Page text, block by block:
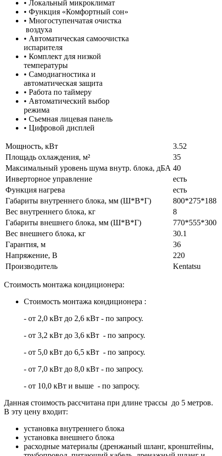
• Локальный микроклимат
• Функция «Комфортный сон»
• Многоступенчатая очистка
воздуха
• Автоматическая самоочистка
испарителя
• Комплект для низкой
температуры
• Самодиагностика и
автоматическая защита
• Работа по таймеру
• Автоматический выбор
режима
• Съемная лицевая панель
• Цифровой дисплей
Мощность, кВт
3.52
Площадь охлаждения, м²
35
Максимальный уровень шума внутр. блока, дБА 40
Инверторное управление
есть
Функция нагрева
есть
Габариты внутреннего блока, мм (Ш*В*Г)
800*275*188
Вес внутреннего блока, кг
8
Габариты внешнего блока, мм (Ш*В*Г)
770*555*300
Вес внешнего блока, кг
30.1
Гарантия, м
36
Напряжение, В
220
Производитель
Kentatsu
Стоимость монтажа кондиционера:
Стоимость монтажа кондиционера :
- от 2,0 кВт до 2,6 кВт - по запросу.
- от 3,2 кВт до 3,6 кВт - по запросу.
- от 5,0 кВт до 6,5 кВт - по запросу.
- от 7,0 кВт до 8,0 кВт - по запросу.
- от 10,0 кВт и выше - по запросу.
Данная стоимость рассчитана при длине трассы до 5 метров.
В эту цену входит:
установка внутреннего блока
установка внешнего блока
расходные материалы (дренжаный шланг, кронштейны,